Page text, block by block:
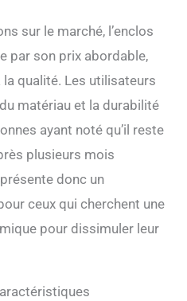
nous avons conçu
litière pour chat non
comme un
mais comme un
paisible et privé
votre compagnon
bien-aimé, car il mérite un
amour partagé.
sur le marché, l’enclos
par son prix abordable,
qualité. Les utilisateurs
matériau et la durabilité
ayant noté qu’il reste
plusieurs mois
donc un
ceux qui cherchent une
pour dissimuler leur